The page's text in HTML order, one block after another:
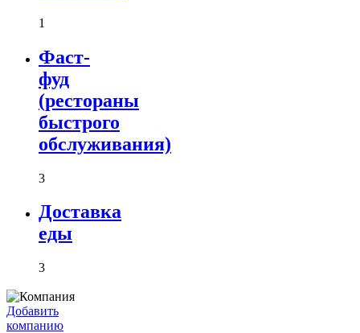
1
Фаст-
фуд
(рестораны
быстрого
обслуживания)
3
Доставка
еды
3
Добавить
компанию